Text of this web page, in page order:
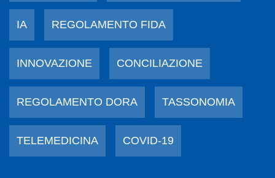
IA REGOLAMENTO FIDA
INNOVAZIONE CONCILIAZIONE
REGOLAMENTO DORA TASSONOMIA
TELEMEDICINA COVID-19